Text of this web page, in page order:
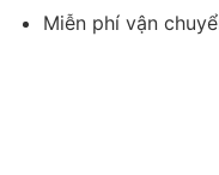
Miễn phí vận